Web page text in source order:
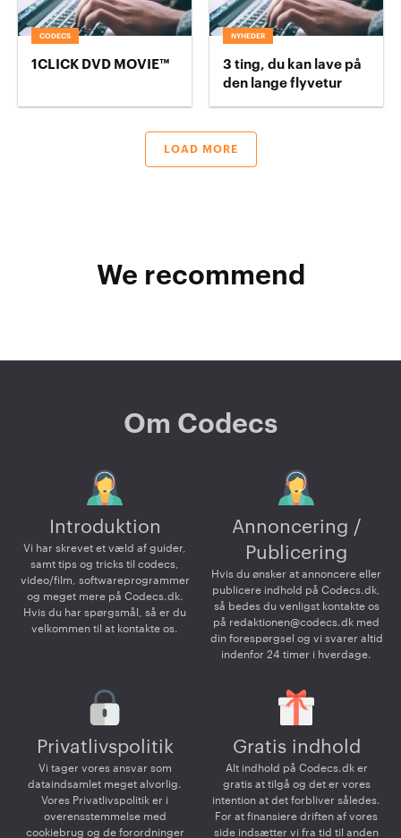
CODECS
1CLICK DVD MOVIE™
NYHEDER
3 ting, du kan lave på
den lange flyvetur
LOAD MORE
We recommend
Om Codecs
Introduktion
Vi har skrevet et væld af guider,
samt tips og tricks til codecs,
video/film, softwareprogrammer
og meget mere på Codecs.dk.
Hvis du har spørgsmål, så er du
velkommen til at kontakte os.
Annoncering /
Publicering
Hvis du ønsker at annoncere eller
publicere indhold på Codecs.dk,
så bedes du venligst kontakte os
på redaktionen@codecs.dk med
din forespørgsel og vi svarer altid
indenfor 24 timer i hverdage.
Privatlivspolitik
Vi tager vores ansvar som
dataindsamlet meget alvorlig.
Vores Privatlivspolitik er i
overensstemmelse med
cookiebrug og de forordninger
Gratis indhold
Alt indhold på Codecs.dk er
gratis at tilgå og det er vores
intention at det forbliver således.
For at finansiere driften af vores
side indsætter vi fra tid til anden